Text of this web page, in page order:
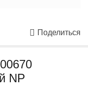
Поделиться
NP